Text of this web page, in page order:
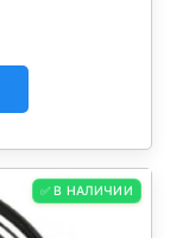
✅ В НАЛИЧИИ